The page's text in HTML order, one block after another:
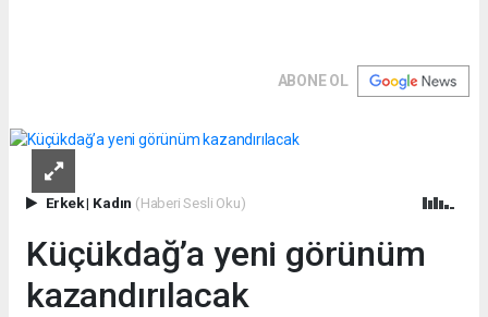
ABONE OL
Erkek| Kadın (Haberi Sesli Oku)
Küçükdağ’a yeni görünüm
kazandırılacak